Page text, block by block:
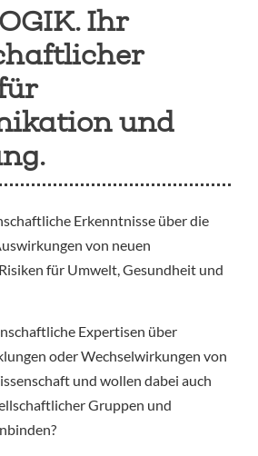
Ihr
und
Erkenntnisse über die
von neuen
für Umwelt, Gesundheit und
Expertisen über
oder Wechselwirkungen von
und wollen dabei auch
Gruppen und